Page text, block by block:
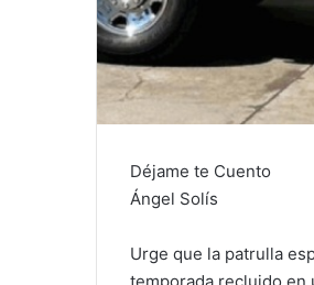
Déjame te Cuento
Ángel Solís
Urge que la patrulla